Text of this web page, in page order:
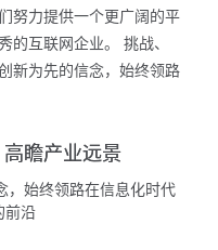
努力提供一个更广阔的平
的互联网企业。 挑战、
新为先的信念，始终领路
瞻产业远景
，始终领路在信息化时代
前沿